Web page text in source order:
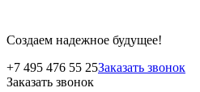
Создаем надежное будущее!
+7 495 476 55 25Заказать звонок
Заказать звонок